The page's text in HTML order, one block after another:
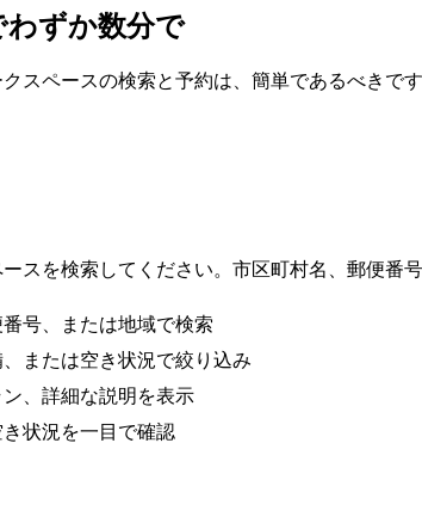
ずか数分で
スペースの検索と予約は、簡単であるべき
スを検索してください。市区町村名、郵便番
号、または地域で検索
または空き状況で絞り込み
、詳細な説明を表示
状況を一目で確認